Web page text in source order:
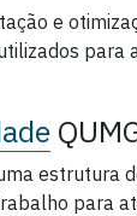
e
para
estrutura
para